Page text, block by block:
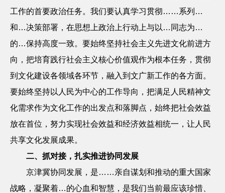
工作的首要政治任务。我们要认真学习贯彻……系列…
和…决策部署，在思想上政治上行动上与以…同志为…
的…保持高度一致。要始终坚持社会主义先进文化前进方
向，把培育践行社会主义核心价值观作为根本任务，贯彻
到文化建设各领域各环节，融入到文广新工作的各方面。
要始终坚持以人民为中心的工作导向，把满足人民精神文
化需求作为文化工作的出发点和落脚点，始终把社会效益
放在首位，努力实现社会效益和经济效益相统一，让人民
共享文化发展成果。
二、抓对接，扎实推进协同发展
京津冀协同发展，是……亲自谋划和推动的重大国家
战略，凝聚着…的心血和智慧，是我们当前最应该珍惜、